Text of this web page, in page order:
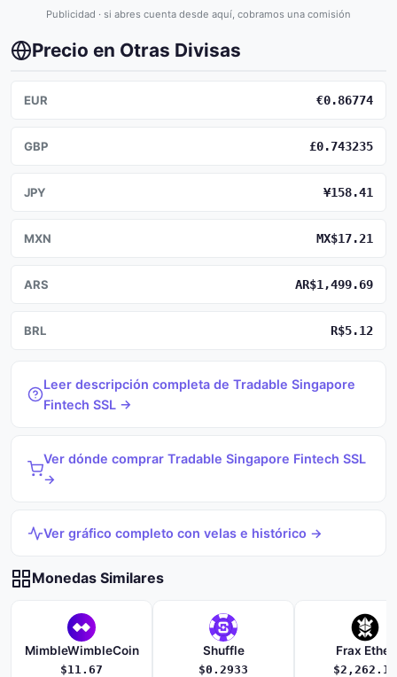
Publicidad · si abres cuenta desde aquí, cobramos una comisión
Precio en Otras Divisas
EUR €0.86774
GBP £0.743235
JPY ¥158.41
MXN MX$17.21
ARS AR$1,499.69
BRL R$5.12
Leer descripción completa de Tradable Singapore
Fintech SSL →
Ver dónde comprar Tradable Singapore Fintech SSL
→
Ver gráfico completo con velas e histórico →
Monedas Similares
MimbleWimbleCoin
$11.67
Shuffle
$0.2933
Frax Ether
$2,262.16